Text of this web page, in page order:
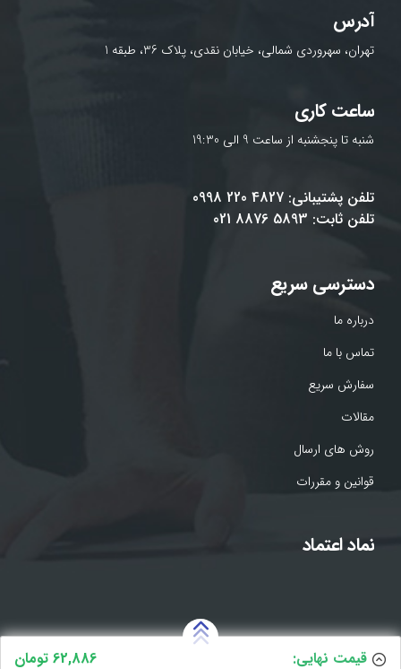
قیمت نهایی: 62,886 تومان
آدرس
تهران، سهروردی شمالی، خیابان نقدی، پلاک 36، طبقه 1
ساعت کاری
شنبه تا پنجشنبه از ساعت 9 الی 19:30
تلفن پشتیبانی: 4827 220 0998
تلفن ثابت: 5893 8876 021
دسترسی سریع
درباره ما
تماس با ما
سفارش سریع
مقالات
روش های ارسال
قوانین و مقررات
نماد اعتماد